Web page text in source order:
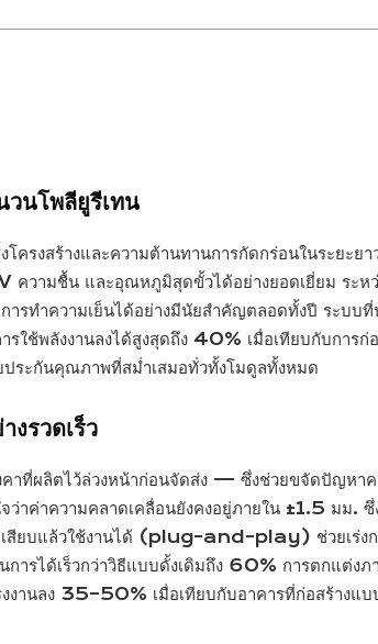
วนโพลียูรีเทน
โครงสร้างและความต้านทานการกัดกร่อนในระยะย
ความชื้น และอุณหภูมิสุดขั้วได้อย่างยอดเยี่ยม ระห
รทำความเย็นได้อย่างมีนัยสำคัญตลอดทั้งปี ระบบ
ใช้พลังงานลงได้สูงสุดถึง 40% เมื่อเทียบกับการ
ประกันคุณภาพที่สม่ำเสมอทั่วทั้งโมดูลทั้งหมด
งรวดเร็ว
ที่ผลิตไว้ล่วงหน้าก่อนจัดส่ง — ซึ่งช่วยขจัดปัญหาค
าค่าความคลาดเคลื่อนยังคงอยู่ภายใน ±1.5 มม.
บเสียบแล้วใช้งานได้ (plug-and-play) ช่วยเร่ง
ารได้เร็วกว่าวิธีแบบดั้งเดิมถึง 60% การตกแต่งภ
งานลง 35–50% เมื่อเทียบกับอาคารที่ก่อสร้างแบ